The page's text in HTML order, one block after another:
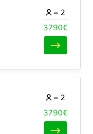
3790€
= 2
3790€
= 2